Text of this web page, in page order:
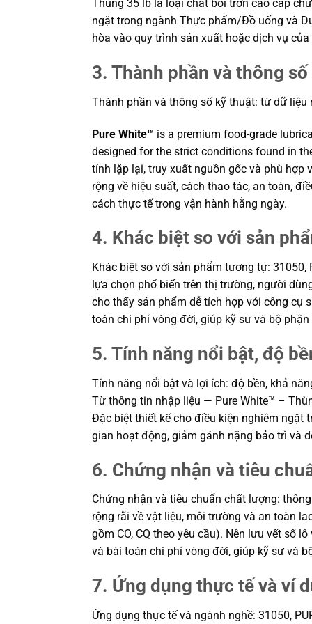
Thùng 35 lb là loại chất bôi trơn cao cấp
ngặt trong ngành Thực phẩm/Đồ uống và
hòa vào quy trình sản xuất hoặc dịch vụ
3. Thành phần và thông
Thành phần và thông số kỹ thuật: từ dữ
Pure White™ is a premium food-grade
designed for the strict conditions found in
tính lặp lại, truy xuất nguồn gốc và phù hợp
rộng về hiệu suất, cách thao tác, an toàn,
cách thực tế trong vận hành hằng ngày.
4. Khác biệt so với sản
Khác biệt so với sản phẩm tương tự:
lựa chọn phổ biến trên thị trường, người
cho thấy sản phẩm dễ tích hợp với công cụ
toán chi phí vòng đời, giúp kỹ sư và bộ
5. Tính năng nổi bật, độ
Tính năng nổi bật và lợi ích: độ bền, khả
Từ thông tin nhập liệu — Pure White™ –
Đặc biệt thiết kế cho điều kiện nghiêm
gian hoạt động, giảm gánh nặng bảo trì và
6. Chứng nhận và tiêu
Chứng nhận và tiêu chuẩn chất lượng:
rộng rãi về vật liệu, môi trường và an toàn
gồm CO, CQ theo yêu cầu). Nên lưu vết số
và bài toán chi phí vòng đời, giúp kỹ sư và
7. Ứng dụng thực tế và ví
Ứng dụng thực tế và ngành nghề: 31050,